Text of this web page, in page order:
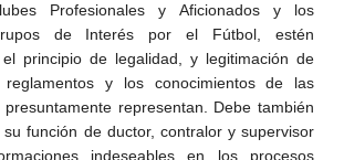
Profesionales y Aficionados y los
de Interés por el Fútbol, estén
principio de legalidad, y legitimación de
y los conocimientos de las
representan. Debe también
función de ductor, contralor y supervisor
indeseables en los procesos